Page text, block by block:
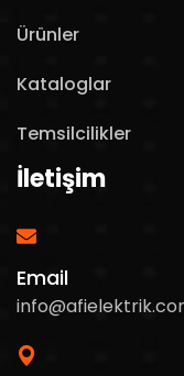
Ürünler
Kataloglar
Temsilcilikler
İletişim
Email